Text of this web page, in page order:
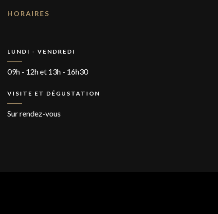
HORAIRES
LUNDI - VENDREDI
09h - 12h et 13h - 16h30
VISITE ET DÉGUSTATION
Sur rendez-vous